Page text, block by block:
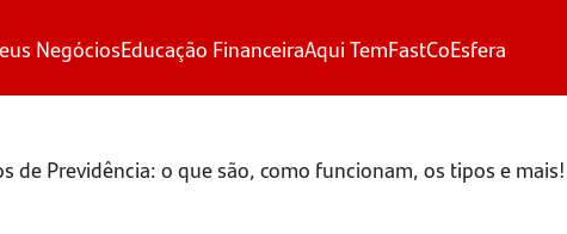
NegóciosEducação FinanceiraAqui TemFastCoEsfera
de Previdência: o que são, como funcionam, os tipos e mais!